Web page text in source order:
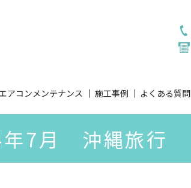
アコンメンテナンス 施工事例 よくある質問
7月 沖縄旅行